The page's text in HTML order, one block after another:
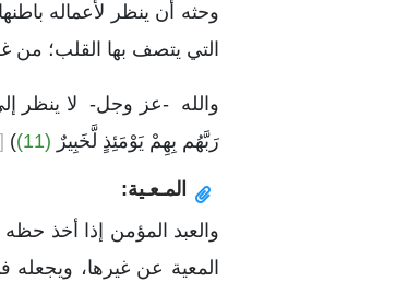
وحثه أن ينظر لأعماله
التي يتصف بها القلب؛ من
والله -عز وجل- لا ينظر
رَبَّهُم بِهِمْ يَوْمَئِذٍ لَّخَبِيرٌ (11)
)
المـعـية:
والعبد المؤمن إذا أخذ
المعية عن غيرها، ويجعله